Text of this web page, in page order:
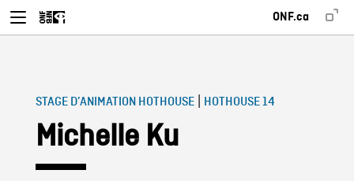
ONF.ca
STAGE D’ANIMATION HOTHOUSE| HOTHOUSE 14
Michelle Ku